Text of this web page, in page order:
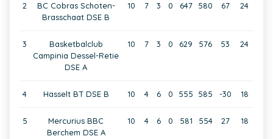
2
BC Cobras Schoten-
Brasschaat DSE B
10 7 3 0 647 580 67 24
3
Basketbalclub
Campinia Dessel-Retie
DSE A
10 7 3 0 629 576 53 24
4 Hasselt BT DSE B 10 4 6 0 555 585 -30 18
5
Mercurius BBC
Berchem DSE A
10 4 6 0 581 554 27 18